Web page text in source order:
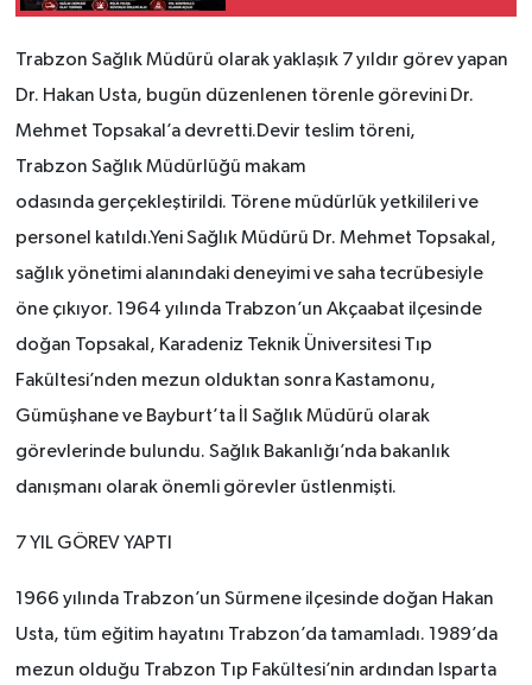
Trabzon Sağlık Müdürü olarak yaklaşık 7 yıldır görev yapan
Dr. Hakan Usta, bugün düzenlenen törenle görevini Dr.
Mehmet Topsakal’a devretti.Devir teslim töreni,
Trabzon Sağlık Müdürlüğü makam
odasında gerçekleştirildi. Törene müdürlük yetkilileri ve
personel katıldı.Yeni Sağlık Müdürü Dr. Mehmet Topsakal,
sağlık yönetimi alanındaki deneyimi ve saha tecrübesiyle
öne çıkıyor. 1964 yılında Trabzon’un Akçaabat ilçesinde
doğan Topsakal, Karadeniz Teknik Üniversitesi Tıp
Fakültesi’nden mezun olduktan sonra Kastamonu,
Gümüşhane ve Bayburt’ta İl Sağlık Müdürü olarak
görevlerinde bulundu. Sağlık Bakanlığı’nda bakanlık
danışmanı olarak önemli görevler üstlenmişti.
7 YIL GÖREV YAPTI
1966 yılında Trabzon’un Sürmene ilçesinde doğan Hakan
Usta, tüm eğitim hayatını Trabzon’da tamamladı. 1989’da
mezun olduğu Trabzon Tıp Fakültesi’nin ardından Isparta